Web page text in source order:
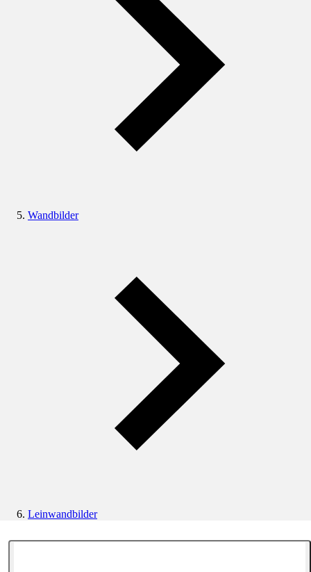
Wandbilder
Leinwandbilder